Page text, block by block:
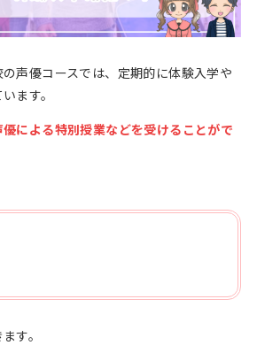
声優コースでは、定期的に体験入学や
ます。
優による特別授業などを受けることがで
す。